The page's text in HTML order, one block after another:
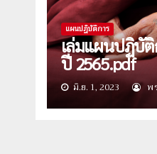
แผนปฎิบัติการ
เล่มแผนปฏิบัติ
ปี 2565.pdf
มิ.ย. 1, 2023 พ